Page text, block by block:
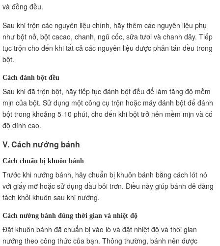
và đồng đều.
Sau khi trộn các nguyên liệu chính, hãy thêm các nguyên liệu phụ
như bột nở, bột cacao, chanh, ngũ cốc, sữa tươi và chanh dây. Tiếp
tục trộn cho đến khi tất cả các nguyên liệu được phân tán đều trong
bột.
Cách đánh bột đều
Sau khi đã trộn bột, hãy tiếp tục đánh bột đều để làm tăng độ mềm
mịn của bột. Sử dụng một công cụ trộn hoặc máy đánh bột để đánh
bột trong khoảng 5-10 phút, cho đến khi bột trở nên mềm mịn và có
độ dính cao.
V. Cách nướng bánh
Cách chuẩn bị khuôn bánh
Trước khi nướng bánh, hãy chuẩn bị khuôn bánh bằng cách lót nó
với giấy mỡ hoặc sử dụng dầu bôi trơn. Điều này giúp bánh dễ dàng
tách khỏi khuôn sau khi nướng.
Cách nướng bánh đúng thời gian và nhiệt độ
Đặt khuôn bánh đã chuẩn bị vào lò và đặt nhiệt độ và thời gian
nướng theo công thức của bạn. Thông thường, bánh nên được